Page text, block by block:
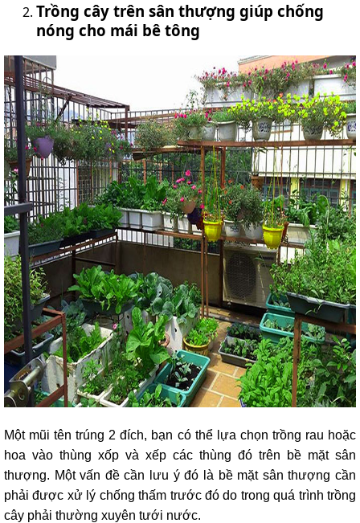
Trồng cây trên sân thượng giúp chống
nóng cho mái bê tông
Một mũi tên trúng 2 đích, bạn có thể lựa chọn trồng rau hoặc
hoa vào thùng xốp và xếp các thùng đó trên bề mặt sân
thượng. Một vấn đề cần lưu ý đó là bề mặt sân thượng cần
phải được xử lý chống thấm trước đó do trong quá trình trồng
cây phải thường xuyên tưới nước.